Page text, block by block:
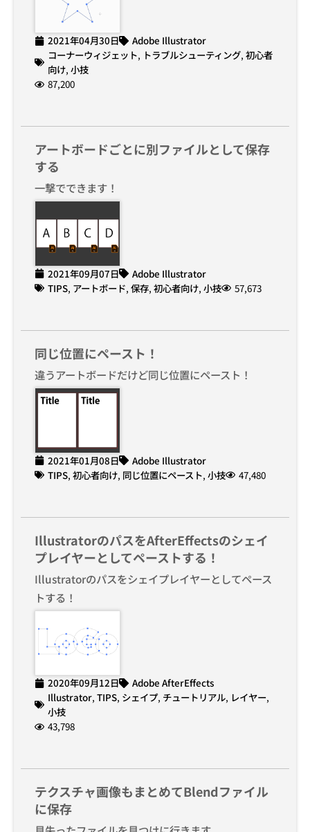
2021年04月30日
Adobe Illustrator
コーナーウィジェット, トラブルシューティング, 初心者
向け, 小技
87,200
アートボードごとに別ファイルとして保存
する
一撃でできます！
2021年09月07日
Adobe Illustrator
TIPS, アートボード, 保存, 初心者向け, 小技 57,673
同じ位置にペースト！
違うアートボードだけど同じ位置にペースト！
2021年01月08日
Adobe Illustrator
TIPS, 初心者向け, 同じ位置にペースト, 小技 47,480
IllustratorのパスをAfterEffectsのシェイ
プレイヤーとしてペーストする！
Illustratorのパスをシェイプレイヤーとしてペース
トする！
2020年09月12日
Adobe AfterEffects
Illustrator, TIPS, シェイプ, チュートリアル, レイヤー,
小技
43,798
テクスチャ画像もまとめてBlendファイル
に保存